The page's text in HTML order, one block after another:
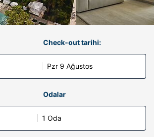
Check-out tarihi:
Pzr 9 Ağustos
Odalar
1 Oda